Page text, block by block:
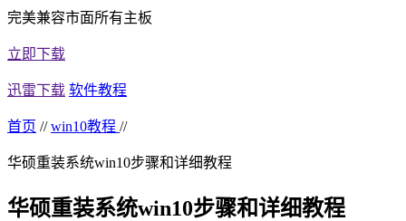
完美兼容市面所有主板
立即下载
迅雷下载 软件教程
首页 // win10教程 //
华硕重装系统win10步骤和详细教程
华硕重装系统win10步骤和详细教程